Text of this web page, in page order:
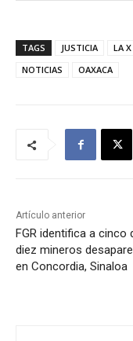
TAGS JUSTICIA LA
NOTICIAS
OAXACA
Artículo anterior
FGR identifica a cinco
diez mineros
en Concordia, Sinaloa